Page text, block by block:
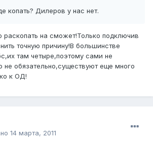
копать? Дилеров у нас нет.
раскопать на сможет!Только подключив
точную причину!В большинстве
там четыре,поэтому сами не
не обязательно,существуют еще много
к ОД!
14 марта, 2011